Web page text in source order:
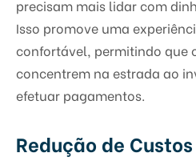
precisam mais lidar com
Isso promove uma
confortável, permitindo que
concentrem na estrada ao
efetuar pagamentos.
Redução de Custos